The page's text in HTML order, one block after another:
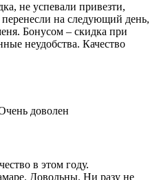
не успевали привезти,
на следующий день,
Бонусом – скидка при
неудобства. Качество
доволен
в этом году.
Довольны. Ни разу не